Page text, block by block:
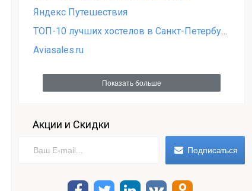
Яндекс Путешествия
ТОП-10 лучших хостелов в Санкт-Петербурге
Aviasales.ru
Показать больше
Акции и Скидки